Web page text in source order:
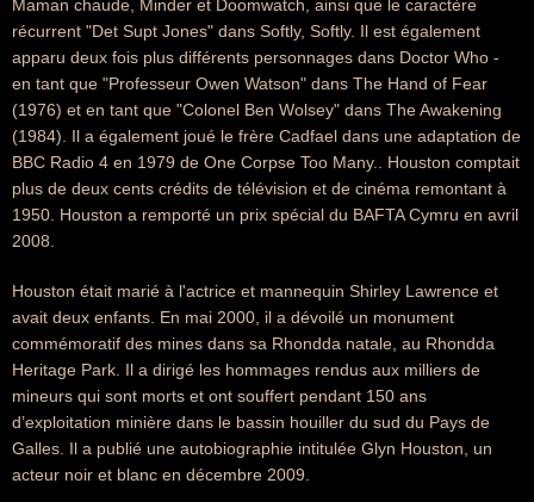
Maman chaude, Minder et Doomwatch, ainsi que le caractère
récurrent "Det Supt Jones" dans Softly, Softly. Il est également
apparu deux fois plus différents personnages dans Doctor Who -
en tant que "Professeur Owen Watson" dans The Hand of Fear
(1976) et en tant que "Colonel Ben Wolsey" dans The Awakening
(1984). Il a également joué le frère Cadfael dans une adaptation de
BBC Radio 4 en 1979 de One Corpse Too Many.. Houston comptait
plus de deux cents crédits de télévision et de cinéma remontant à
1950. Houston a remporté un prix spécial du BAFTA Cymru en avril
2008.
Houston était marié à l'actrice et mannequin Shirley Lawrence et
avait deux enfants. En mai 2000, il a dévoilé un monument
commémoratif des mines dans sa Rhondda natale, au Rhondda
Heritage Park. Il a dirigé les hommages rendus aux milliers de
mineurs qui sont morts et ont souffert pendant 150 ans
d’exploitation minière dans le bassin houiller du sud du Pays de
Galles. Il a publié une autobiographie intitulée Glyn Houston, un
acteur noir et blanc en décembre 2009.